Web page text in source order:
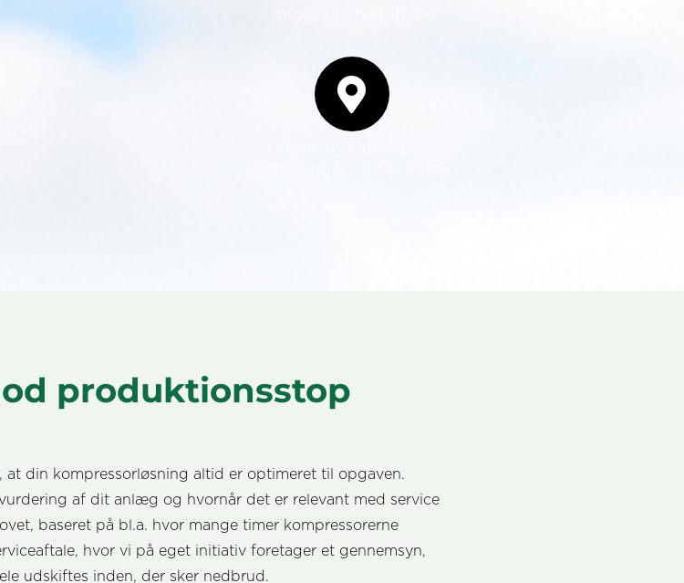
til
produktionsstop
din kompressorløsning altid er optimeret til opgaven.
af dit anlæg og hvornår det er relevant med service
baseret på bl.a. hvor mange timer kompressorerne
hvor vi på eget initiativ foretager et gennemsyn,
udskiftes inden, der sker nedbrud.